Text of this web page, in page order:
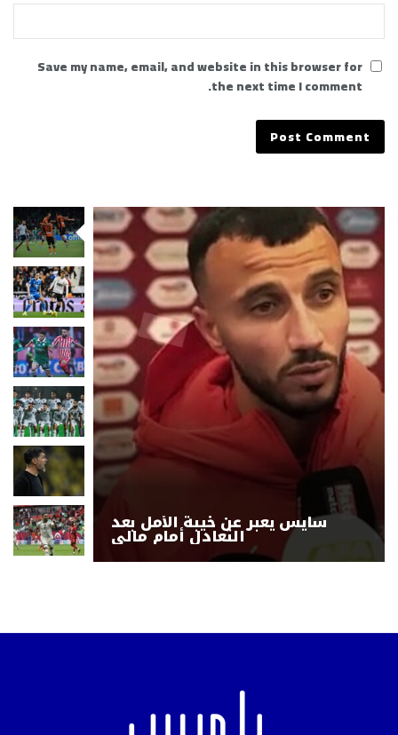
Save my name, email, and website in this browser for
the next time I comment.
سايس يعبر عن خيبة الأمل بعد
التعادل أمام مالي